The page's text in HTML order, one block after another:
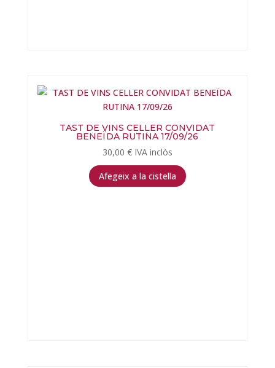
TAST DE VINS CELLER CONVIDAT
BENEÏDA RUTINA 17/09/26
30,00 € IVA inclòs
Afegeix a la cistella